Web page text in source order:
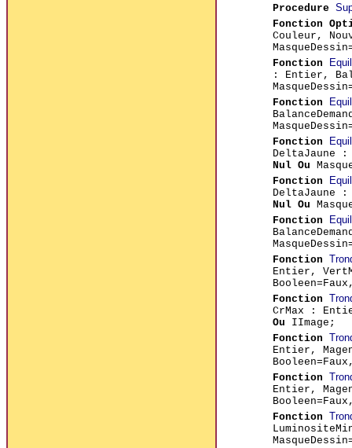
Procedure
Fonction
Couleur,
Fonction
: Entier,
Fonction
Fonction
DeltaJaune :
Nul Ou
Fonction
DeltaJaune :
Nul Ou
Fonction
Fonction
Entier,
Fonction
CrMax :
Ou IImage;
Fonction
Entier,
Fonction
Entier,
Fonction